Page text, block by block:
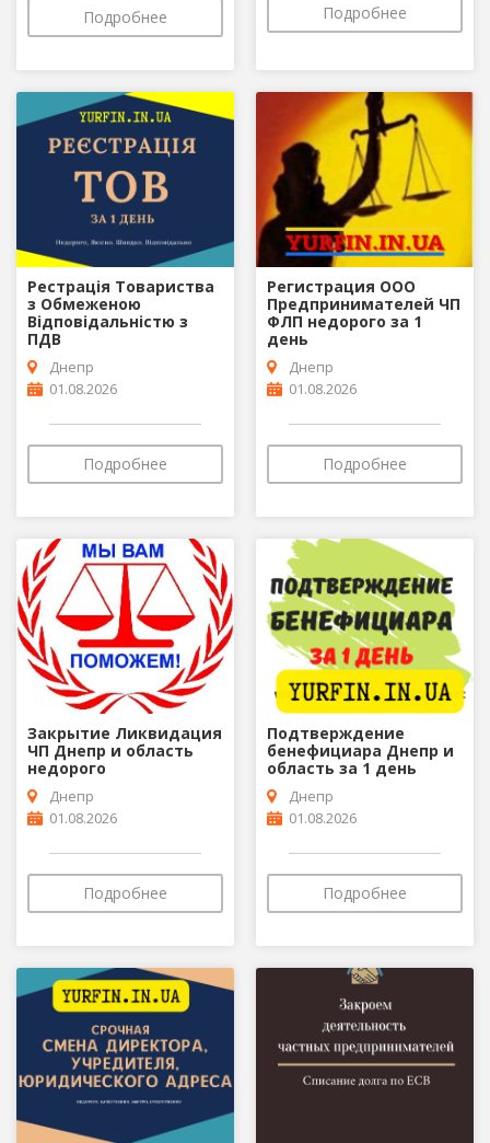
Подробнее Подробнее
Рестрація Товариства
з Обмеженою
Відповідальністю з
ПДВ
Днепр
01.08.2026
Подробнее
Регистрация ООО
Предпринимателей ЧП
ФЛП недорого за 1
день
Днепр
01.08.2026
Подробнее
Закрытие Ликвидация
ЧП Днепр и область
недорого
Днепр
01.08.2026
Подробнее
Подтверждение
бенефициара Днепр и
область за 1 день
Днепр
01.08.2026
Подробнее